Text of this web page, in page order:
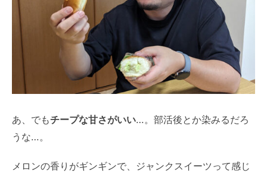
あ、でもチープな甘さがいい…。部活後とか染みるだろ
うな…。
メロンの香りがギンギンで、ジャンクスイーツって感じ